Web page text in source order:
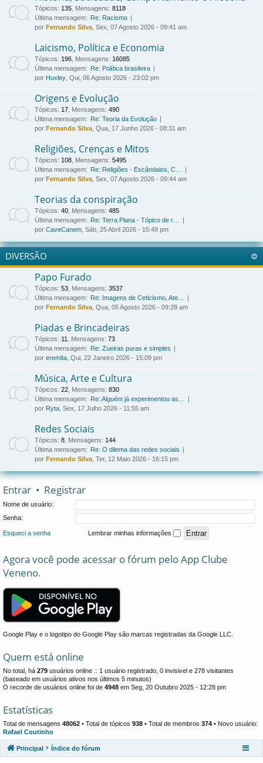
Tópicos: 135, Mensagens: 8118
Última mensagem:
Re: Racismo
por Fernando Silva, Sex, 07 Agosto 2026 - 09:41 am
Laicismo, Política e Economia
Tópicos: 196, Mensagens: 16085
Última mensagem:
Re: Política brasileira
por Huxley, Qui, 06 Agosto 2026 - 23:02 pm
Origens e Evolução
Tópicos: 17, Mensagens: 490
Última mensagem:
Re: Teoria da Evolução
por Fernando Silva, Qua, 17 Junho 2026 - 08:31 am
Religiões, Crenças e Mitos
Tópicos: 108, Mensagens: 5495
Última mensagem:
Re: Religiões - Escândalos, C…
por Fernando Silva, Sex, 07 Agosto 2026 - 09:44 am
Teorias da conspiração
Tópicos: 40, Mensagens: 485
Última mensagem:
Re: Terra Plana - Tópico de r…
por CaveCanem, Sáb, 25 Abril 2026 - 15:49 pm
DIVERSÃO
Papo Furado
Tópicos: 53, Mensagens: 3537
Última mensagem:
Re: Imagens de Ceticismo, Ate…
por Fernando Silva, Qua, 05 Agosto 2026 - 09:28 am
Piadas e Brincadeiras
Tópicos: 11, Mensagens: 73
Última mensagem:
Re: Zueiras puras e simples
por eremita, Qui, 22 Janeiro 2026 - 15:09 pm
Música, Arte e Cultura
Tópicos: 22, Mensagens: 830
Última mensagem:
Re: Alguém já experimentou as…
por Ryta, Sex, 17 Julho 2026 - 11:55 am
Redes Sociais
Tópicos: 8, Mensagens: 144
Última mensagem:
Re: O dilema das redes sociais
por Fernando Silva, Ter, 12 Maio 2026 - 16:15 pm
Entrar • Registrar
Nome de usuário:
Senha:
Esqueci a senha Lembrar minhas informações
Agora você pode acessar o fórum pelo App Clube
Veneno.
Google Play e o logotipo do Google Play são marcas registradas da Google LLC.
Quem está online
No total, há 279 usuários online :: 1 usuário registrado, 0 invisivel e 278 visitantes
(baseado em usuários ativos nos últimos 5 minutos)
O recorde de usuários online foi de 4948 em Seg, 20 Outubro 2025 - 12:28 pm
Estatísticas
Total de mensagens 48062 • Total de tópicos 938 • Total de membros 374 • Novo usuário:
Rafael Coutinho
Principal Índice do fórum